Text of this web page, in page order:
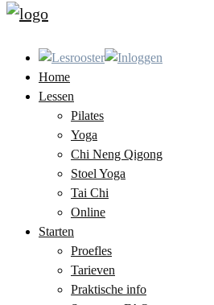
Home
Lessen
Pilates
Yoga
Chi Neng Qigong
Stoel Yoga
Tai Chi
Online
Starten
Proefles
Tarieven
Praktische info